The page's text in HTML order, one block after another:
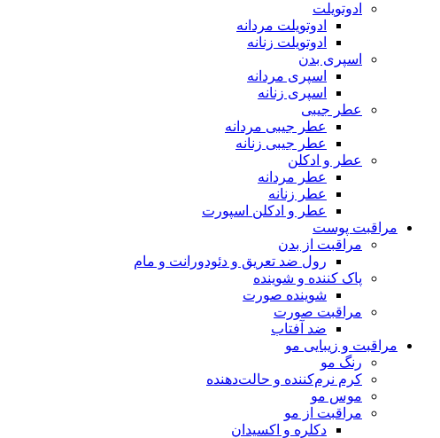
ادوتویلت
ادوتویلت مردانه
ادوتویلت زنانه
اسپری بدن
اسپری مردانه
اسپری زنانه
عطر جیبی
عطر جیبی مردانه
عطر جیبی زنانه
عطر و ادکلن
عطر مردانه
عطر زنانه
عطر و ادکلن اسپورت
مراقبت پوست
مراقبت از بدن
رول ضد تعریق و دئودورانت و مام
پاک کننده و شوینده
شوینده صورت
مراقبت صورت
ضد آفتاب
مراقبت و زیبایی مو
رنگ مو
کرم نرم‌کننده و حالت‌دهنده
موس مو
مراقبت از مو
دکلره و اکسیدان